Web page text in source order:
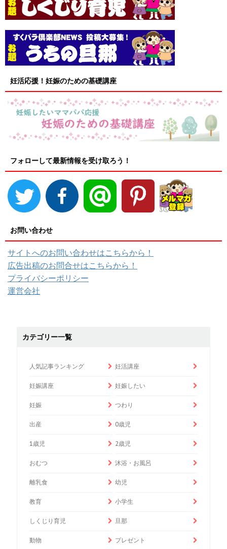
妊活応援！妊娠のための基礎講座
フォローして最新情報を受け取ろう！
お問い合わせ
サイトへのお問い合わせはこちらから！
広告出稿のお問合せはこちらから！
プライバシーポリシー
運営会社
カテゴリー一覧
人気記事ランキング 妊活講座
妊娠講座 妊娠したい
妊娠 つわり
出産 0歳児
1歳児 2歳児
おむつ 沐浴・お風呂
離乳食 幼児
教育 小学生
しくじり育児 旦那
動物 プレゼント